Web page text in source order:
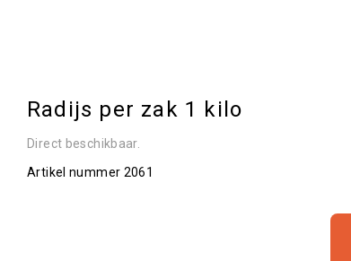
Radijs per zak 1 kilo
Direct beschikbaar.
Artikel nummer 2061